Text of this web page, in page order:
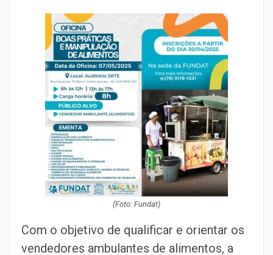
(Foto: Fundat)
Com o objetivo de qualificar e orientar os
vendedores ambulantes de alimentos, a